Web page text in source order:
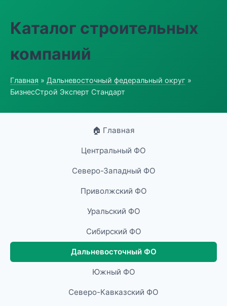
Каталог строительных
компаний
Главная » Дальневосточный федеральный округ »
БизнесСтрой Эксперт Стандарт
🏠 Главная
Центральный ФО
Северо-Западный ФО
Приволжский ФО
Уральский ФО
Сибирский ФО
Дальневосточный ФО
Южный ФО
Северо-Кавказский ФО